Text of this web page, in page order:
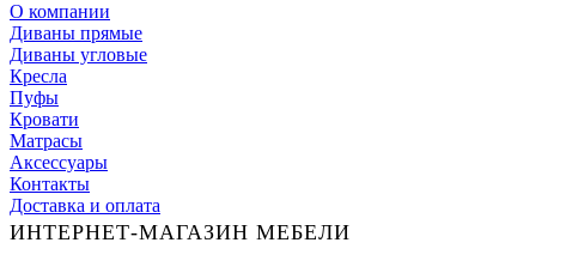
О компании
Диваны прямые
Диваны угловые
Кресла
Пуфы
Кровати
Матрасы
Аксессуары
Контакты
Доставка и оплата
ИНТЕРНЕТ-МАГАЗИН МЕБЕЛИ